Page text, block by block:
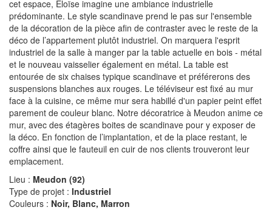
cet espace, Eloïse imagine une ambiance industrielle
prédominante. Le style scandinave prend le pas sur l'ensemble
de la décoration de la pièce afin de contraster avec le reste de la
déco de l’appartement plutôt industriel. On marquera l'esprit
industriel de la salle à manger par la table actuelle en bois - métal
et le nouveau vaisselier également en métal. La table est
entourée de six chaises typique scandinave et préférerons des
suspensions blanches aux rouges. Le téléviseur est fixé au mur
face à la cuisine, ce même mur sera habillé d'un papier peint effet
parement de couleur blanc. Notre décoratrice à Meudon anime ce
mur, avec des étagères boites de scandinave pour y exposer de
la déco. En fonction de l’implantation, et de la place restant, le
coffre ainsi que le fauteuil en cuir de nos clients trouveront leur
emplacement.
Lieu : Meudon (92)
Type de projet : Industriel
Couleurs : Noir, Blanc, Marron